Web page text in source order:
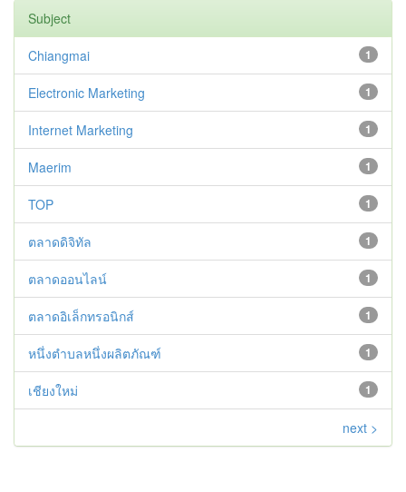
Subject
1
Chiangmai
1
Electronic Marketing
1
Internet Marketing
1
Maerim
1
TOP
1
ตลาดดิจิทัล
1
ตลาดออนไลน์
1
ตลาดอิเล็กทรอนิกส์
1
หนึ่งตำบลหนึ่งผลิตภัณฑ์
1
เชียงใหม่
next >